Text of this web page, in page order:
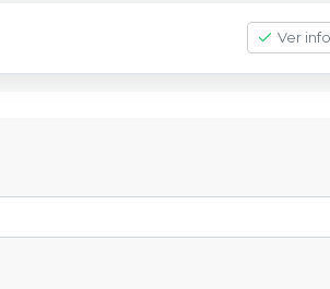
Ver info